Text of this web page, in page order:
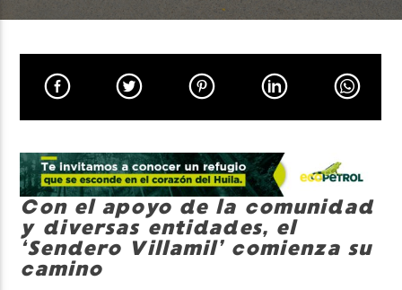
Neiva Estereo
Con el apoyo de la comunidad
y diversas entidades, el
‘Sendero Villamil’ comienza su
camino